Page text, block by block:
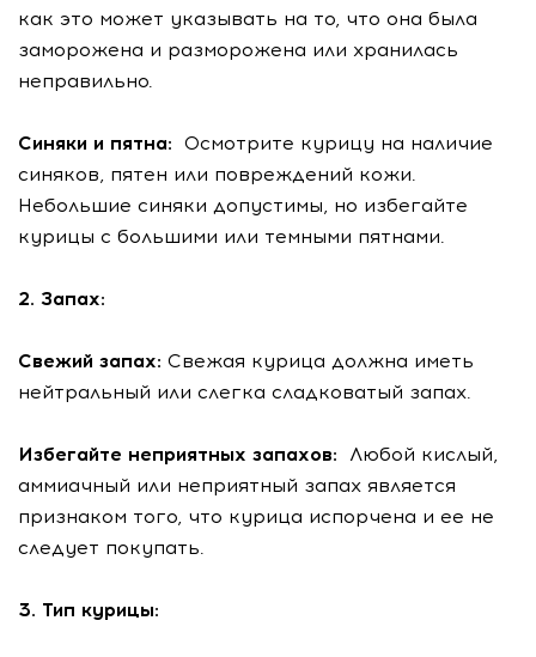
как это может указывать на то, что она была
заморожена и разморожена или хранилась
неправильно.
Синяки и пятна: Осмотрите курицу на наличие
синяков, пятен или повреждений кожи.
Небольшие синяки допустимы, но избегайте
курицы с большими или темными пятнами.
2. Запах:
Свежий запах: Свежая курица должна иметь
нейтральный или слегка сладковатый запах.
Избегайте неприятных запахов:
Любой кислый,
аммиачный или неприятный запах является
признаком того, что курица испорчена и ее не
следует покупать.
3. Тип курицы: